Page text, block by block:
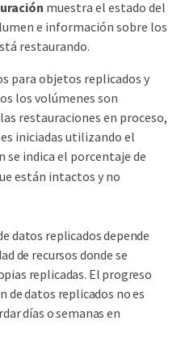
muestra el estado del
e información sobre los
restaurando.
para objetos replicados y
los volúmenes son
restauraciones en proceso,
iniciadas utilizando el
se indica el porcentaje de
están intactos y no
datos replicados depende
de recursos donde se
replicadas. El progreso
de datos replicados no es
días o semanas en